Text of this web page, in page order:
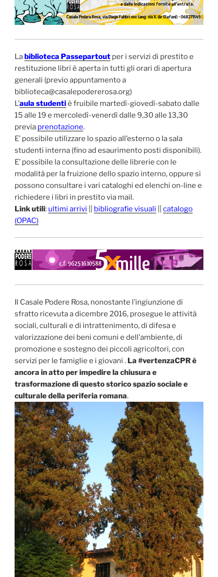
Labiblioteca Passepartout per i servizi di prestito e
restituzione libri è aperta in tutti gli orari di apertura
generali (previo appuntamento a
biblioteca@casalepodererosa.org)
L’aula studentiè fruibile martedì-giovedì-sabato dalle
15 alle 19 e mercoledì-venerdì dalle 9,30 alle 13,30
previa prenotazione.
E’ possibile utilizzare lo spazio all’esterno o la sala
studenti interna (fino ad esaurimento posti disponibili).
E’ possibile la consultazione delle librerie con le
modalità per la fruizione dello spazio interno, oppure si
possono consultare i vari cataloghi ed elenchi on-line e
richiedere i libri in prestito via mail.
Link utili: ultimi arrivi bibliografie visuali
catalogo
(OPAC)
Il Casale Podere Rosa, nonostante l’ingiunzione di
sfratto ricevuta a dicembre 2016, prosegue le attività
sociali, culturali e di intrattenimento, di difesa e
valorizzazione dei beni comuni e dell’ambiente, di
promozione e sostegno dei piccoli agricoltori, con
servizi per le famiglie e i giovani . La #vertenzaCPR è
ancora in atto per impedire la chiusura e
trasformazione di questo storico spazio sociale e
culturale della periferia romana.